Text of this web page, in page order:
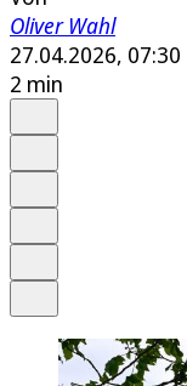
Oliver Wahl
27.04.2026,
2 min